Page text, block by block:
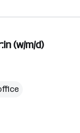
(w/m/d)